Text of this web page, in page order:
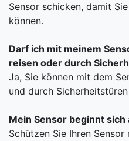
Sensor schicken, damit
können.
Darf ich mit meinem
reisen oder durch
Ja, Sie können mit dem
und durch
Mein Sensor beginnt sich
Schützen Sie Ihren